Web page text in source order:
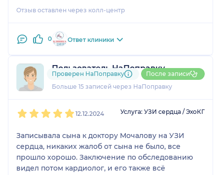
Отзыв оставлен через колл-центр
0 Ответ клиники
Пользователь НаПоправку
5 отзывов и2 оценки
Больше 15 записей через НаПоправку
Проверен НаПоправку После записи
12.12.2024 Услуга: УЗИ сердца / ЭхоКГ
Записывала сына к доктору Мочалову на УЗИ
сердца, никаких жалоб от сына не было, все
прошло хорошо. Заключение по обследованию
видел потом кардиолог, и его также всё